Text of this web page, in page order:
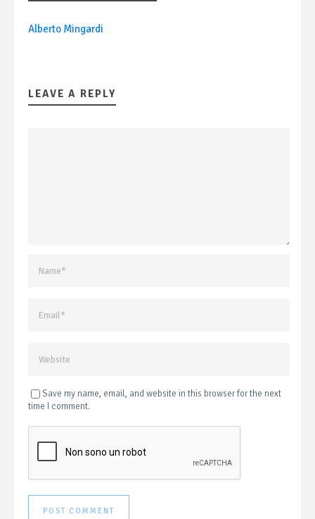
Alberto Mingardi
LEAVE A REPLY
Save my name, email, and website in this browser for the next
time I comment.